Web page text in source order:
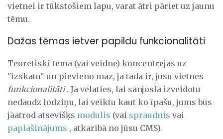
vietnei ir tūkstošiem lapu, varat ātri pāriet uz jaunu
tēmu.
Dažas tēmas ietver papildu funkcionalitāti
Teorētiski tēma (vai veidne) koncentrējas uz
"izskatu" un pievieno maz, ja tāda ir, jūsu vietnes
funkcionalitāti. Ja vēlaties, lai sānjoslā izveidotu
nedaudz lodziņu, lai veiktu kaut ko īpašu, jums būs
jāatrod atsevišķs modulis (vai spraudnis vai
paplašinājums , atkarībā no jūsu CMS).